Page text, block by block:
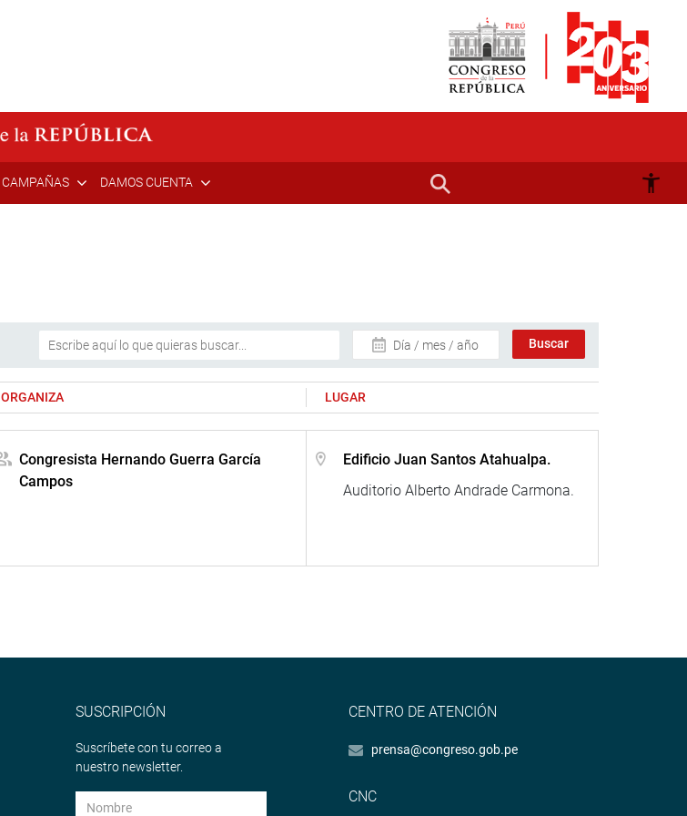
CAMPAÑAS DAMOS CUENTA
Día / mes / año
ORGANIZA LUGAR
Congresista Hernando Guerra García
Campos
Edificio Juan Santos Atahualpa.
Auditorio Alberto Andrade Carmona.
SUSCRIPCIÓN
Suscríbete con tu correo a
nuestro newsletter.
CENTRO DE ATENCIÓN
prensa@congreso.gob.pe
CNC